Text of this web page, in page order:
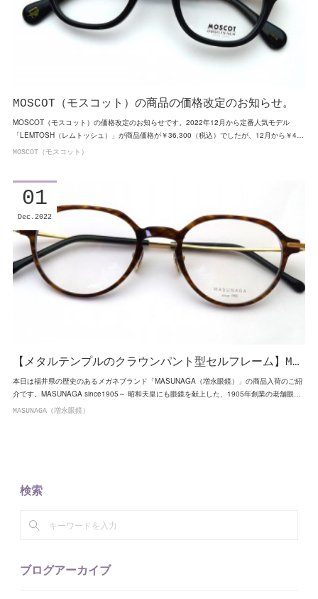
MOSCOT（モスコット）の商品の価格改定のお知らせ。
MOSCOT（モスコット）の価格改定のお知らせです。2022年12月から定番人気モデル
「LEMTOSH（レムトッシュ）」が商品価格が￥36,300（税込）でしたが、12月から￥4…
MOSCOT（モスコット）
【メタルテンプルのクラウンパント型セルフレーム】M…
本日は福井県の歴史のあるメガネブランド「MASUNAGA（増永眼鏡）」の商品入荷のご紹
介です。MASUNAGA since1905～ 昭和天皇にも眼鏡を献上した、1905年創業の老舗眼…
01
Dec 2022
MASUNAGA（増永眼鏡）
検索
ブログアーカイブ